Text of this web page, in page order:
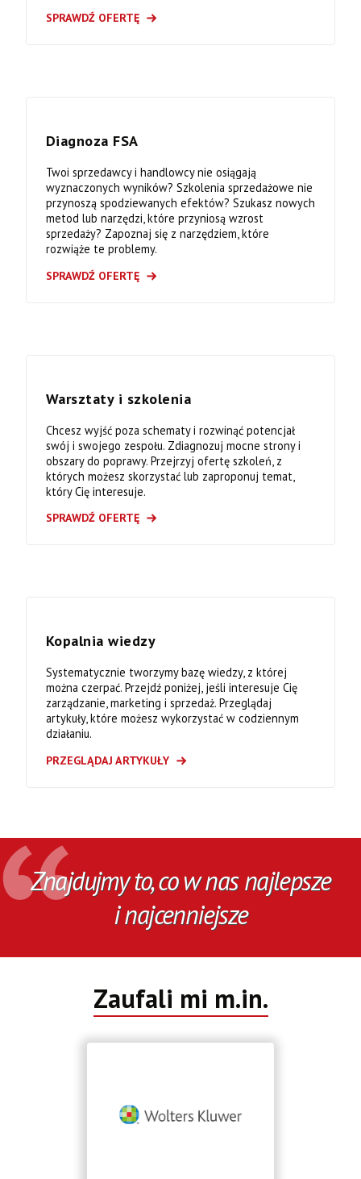
SPRAWDŹ OFERTĘ
Diagnoza FSA
Twoi sprzedawcy i handlowcy nie osiągają
wyznaczonych wyników? Szkolenia sprzedażowe nie
przynoszą spodziewanych efektów? Szukasz nowych
metod lub narzędzi, które przyniosą wzrost
sprzedaży? Zapoznaj się z narzędziem, które
rozwiąże te problemy.
SPRAWDŹ OFERTĘ
Warsztaty i szkolenia
Chcesz wyjść poza schematy i rozwinąć potencjał
swój i swojego zespołu. Zdiagnozuj mocne strony i
obszary do poprawy. Przejrzyj ofertę szkoleń, z
których możesz skorzystać lub zaproponuj temat,
który Cię interesuje.
SPRAWDŹ OFERTĘ
Kopalnia wiedzy
Systematycznie tworzymy bazę wiedzy, z której
można czerpać. Przejdź poniżej, jeśli interesuje Cię
zarządzanie, marketing i sprzedaż. Przeglądaj
artykuły, które możesz wykorzystać w codziennym
działaniu.
PRZEGLĄDAJ ARTYKUŁY
Znajdujmy to, co w nas najlepsze
i najcenniejsze
Zaufali mi m.in.